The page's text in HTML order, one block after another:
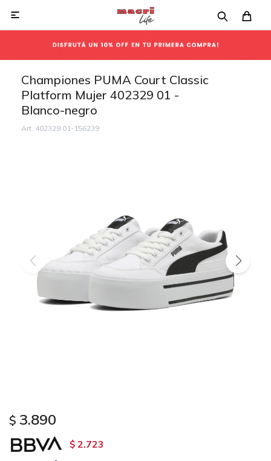

Championes PUMA Court Classic
Platform Mujer 402329 01 -
Blanco-negro
402329 01-156239
$ 3.890
$ 2.723